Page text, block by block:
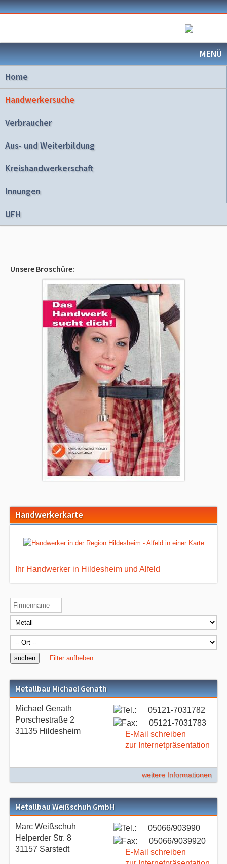
MENÜ
Home
Handwerkersuche
Verbraucher
Aus- und Weiterbildung
Kreishandwerkerschaft
Innungen
UFH
Unsere Broschüre:
Handwerkerkarte
Ihr Handwerker in Hildesheim und Alfeld
Filter aufheben
Metallbau Michael Genath
Michael Genath
Porschestraße 2
31135 Hildesheim
05121-7031782
05121-7031783
E-Mail schreiben
zur Internetpräsentation
weitere Informationen
Metallbau Weißschuh GmbH
Marc Weißschuh
Helperder Str. 8
31157 Sarstedt
05066/903990
05066/9039920
E-Mail schreiben